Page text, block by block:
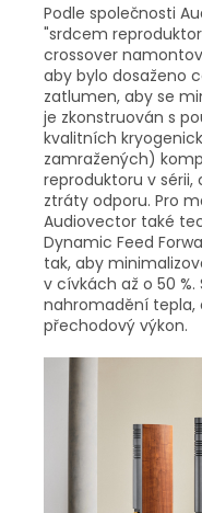
Podle společnosti
"srdcem
crossover
aby bylo dosaženo
zatlumen, aby se
je zkonstruován s
kvalitních
zamražených)
reproduktoru v
ztráty odporu. Pro
Audiovector také
Dynamic Feed
tak, aby
v cívkách až o 50
nahromadění tepla,
přechodový výkon.